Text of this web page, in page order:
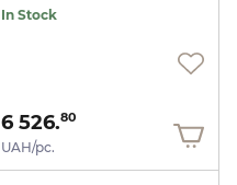
In Stock
6 526.80
UAH/pc.